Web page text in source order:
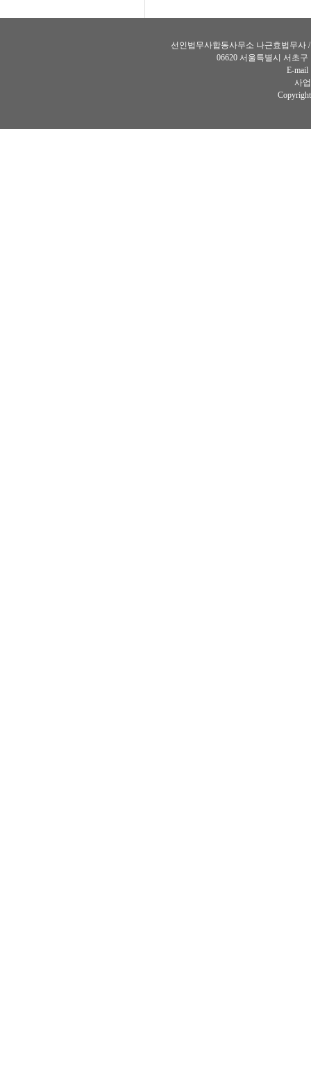
선인법무사합동사무소 나근효법무사
06620 서울특별시 서초
E-mail
사